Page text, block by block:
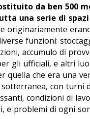
da ben 500
una serie di spazi
originariamente
funzioni:
accumulo di
gli ufficiali, e altri
quella che era una
con turni
condizioni di
e problemi di ogni